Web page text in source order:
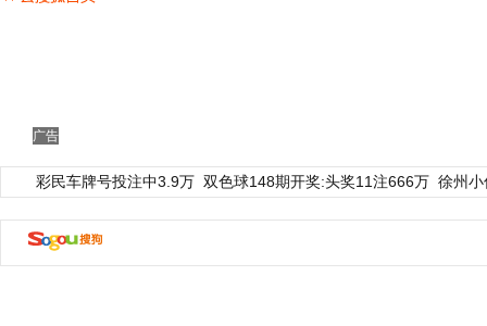
广告
彩民车牌号投注中3.9万 双色球148期开奖:头奖11注666万 徐州